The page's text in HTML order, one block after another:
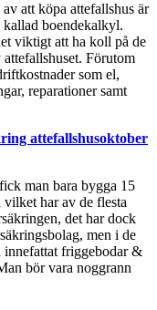
att köpa attefallshus är
kallad boendekalkyl.
viktigt att ha koll på de
Förutom
som el,
reparationer samt
attefallshusoktober
man bara bygga 15
har av de flesta
det har dock
men i de
innefattat friggebodar &
bör vara noggrann